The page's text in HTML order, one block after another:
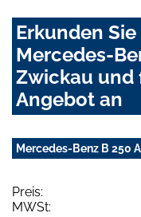
Erkunden
Mercedes-
Zwickau und
Angebot an
Mercedes-Benz B 250
Preis:
MWSt: